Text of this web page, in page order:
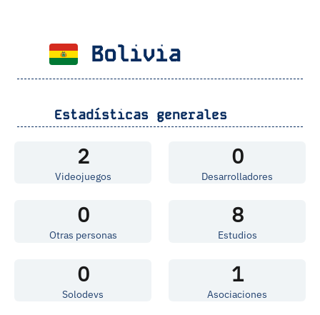
Bolivia
Estadísticas generales
2
Videojuegos
0
Desarrolladores
0
Otras personas
8
Estudios
0
Solodevs
1
Asociaciones